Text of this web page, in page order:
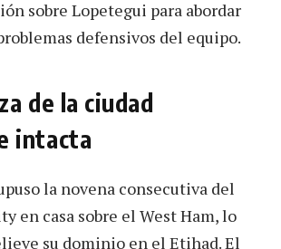
sobre Lopetegui para abordar
defensivos del equipo.
de la ciudad
intacta
la novena consecutiva del
en casa sobre el West Ham, lo
su dominio en el Etihad. El